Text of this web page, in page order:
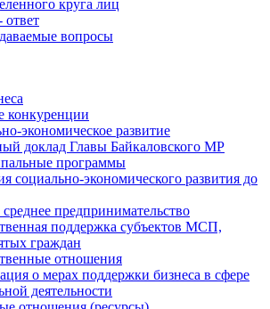
круга лиц
ответ
вопросы
конкуренции
экономическое развитие
доклад Главы Байкаловского МР
программы
социально-экономического развития до
предпринимательство
поддержка субъектов МСП,
граждан
отношения
о мерах поддержки бизнеса в сфере
деятельности